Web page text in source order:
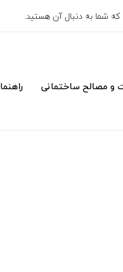
شما به دنبال آن هستید.
و مصالح ساختمانی راهنما